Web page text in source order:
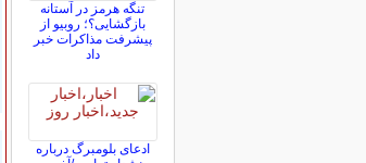
تنگه هرمز در آستانه
بازگشایی؟؛ روبیو از
پیشرفت مذاکرات خبر
داد
ادعای بلومبرگ درباره